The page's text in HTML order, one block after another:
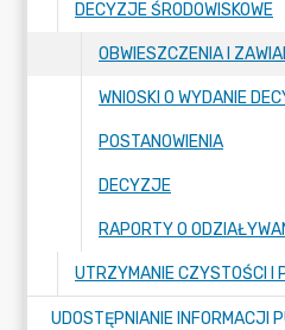
DECYZJE ŚRODOWISKOWE
OBWIESZCZENIA I
WNIOSKI O WYDANIE
POSTANOWIENIA
DECYZJE